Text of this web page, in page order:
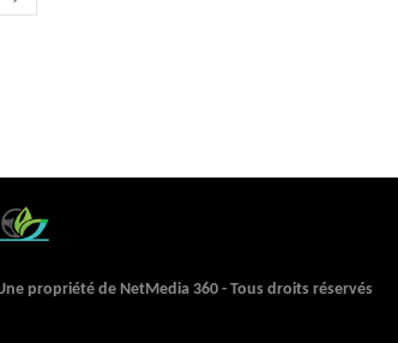
propriété de NetMedia 360 - Tous droits réservés